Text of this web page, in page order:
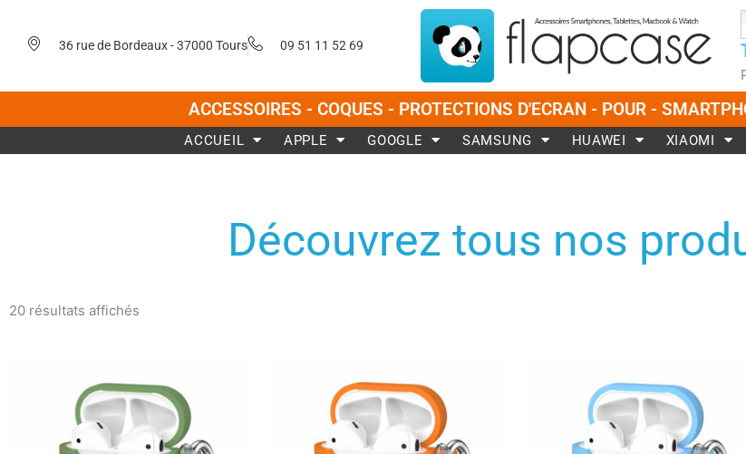
contenu
36 rue de Bordeaux - 37000 Tours 09 51 11 52 69
ACCESSOIRES - COQUES - PROTECTIONS D'ECRAN - POUR -
ACCUEIL APPLE GOOGLE SAMSUNG HUAWEI XIAOMI
Découvrez tous nos
20 résultats affichés